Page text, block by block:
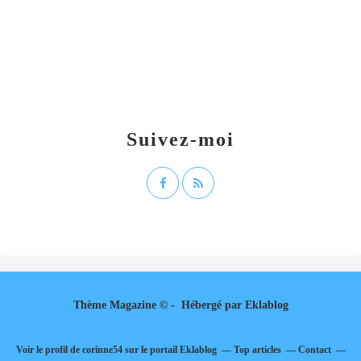
Suivez-moi
Thème Magazine © - Hébergé par Eklablog
Voir le profil de corinne54sur le portail Eklablog Top articles Contact